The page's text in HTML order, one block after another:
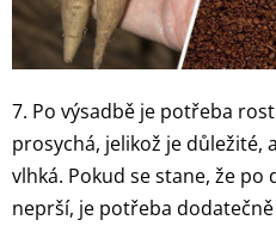
7. Po výsadbě je potřeba
prosychá, jelikož je důležité,
vlhká. Pokud se stane, že
neprší, je potřeba